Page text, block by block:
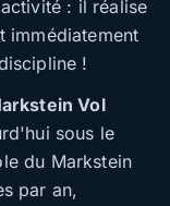
: il réalise
immédiatement
!
Vol
sous le
du Markstein
par an,